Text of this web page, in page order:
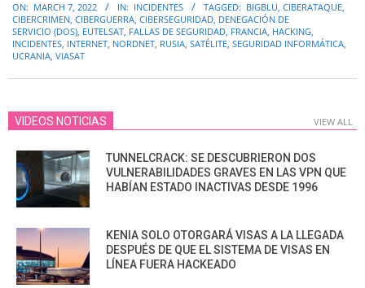
03-
07
ON: MARCH 7, 2022 IN: INCIDENTES TAGGED: BIGBLU, CIBERATAQUE,
CIBERCRIMEN, CIBERGUERRA, CIBERSEGURIDAD, DENEGACIÓN DE
SERVICIO (DOS), EUTELSAT, FALLAS DE SEGURIDAD, FRANCIA, HACKING,
INCIDENTES, INTERNET, NORDNET, RUSIA, SATÉLITE, SEGURIDAD INFORMÁTICA,
UCRANIA, VIASAT
VIDEOS NOTICIAS VIEW ALL
TUNNELCRACK: SE DESCUBRIERON DOS
VULNERABILIDADES GRAVES EN LAS VPN QUE
HABÍAN ESTADO INACTIVAS DESDE 1996
KENIA SOLO OTORGARÁ VISAS A LA LLEGADA
DESPUÉS DE QUE EL SISTEMA DE VISAS EN
LÍNEA FUERA HACKEADO